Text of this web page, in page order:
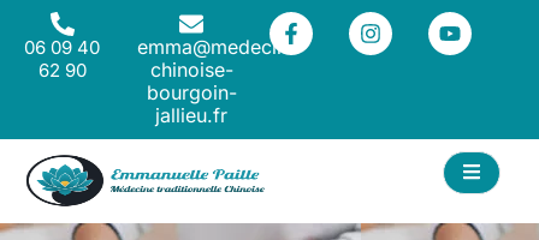
06 09 40
62 90
emma@medecine-
chinoise-
bourgoin-
jallieu.fr